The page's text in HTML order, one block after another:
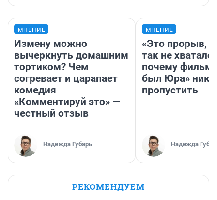
МНЕНИЕ
Измену можно
вычеркнуть домашним
тортиком? Чем
согревает и царапает
комедия
«Комментируй это» —
честный отзыв
Надежда Губарь
МНЕНИЕ
«Это прорыв,
так не
почему фильм
был Юра»
пропустить
Надежда
РЕКОМЕНДУЕМ